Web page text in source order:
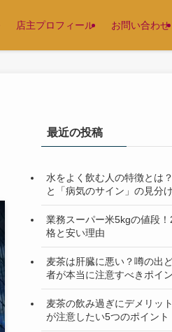
店主プロフィール お問い合わせ
最近の投稿
水をよく飲む人の特徴とは
と「病気のサイン」の見分
業務スーパー米5kgの値段
格と安い理由
麦茶は肝臓に悪い？噂の出
者が本当に注意すべきポイ
麦茶の飲み過ぎにデメリッ
が注意したい5つのポイント